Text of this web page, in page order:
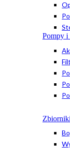
Pompy i